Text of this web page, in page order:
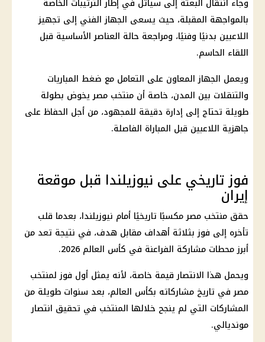
بالمواجهة المقبلة، حيث يسعى الجهاز الفني إلى تجهيز
اللاعبين بدنيًا وفنيًا، ومراجعة حالة العناصر الأساسية قبل
اللقاء الحاسم.
ويعمل الجهاز المعاون على التعامل مع ضغط المباريات
والتنقلات بين المدن، خاصة أن منتخب مصريخوض بطولة
طويلة تحتاج إلى إدارة دقيقة للمجهود، من أجل الحفاظ على
جاهزية اللاعبين قبل المباراة الفاصلة.
فوز تاريخي على نيوزيلندا قبل موقعة
إيران
حقق منتخب مصرمكسبًا تاريخيًا أمام نيوزيلندا، بعدما قلب
تأخره إلى فوز بثلاثة أهداف مقابل هدف، في نتيجة تعد من
أبرز محطات مشاركة الفراعنة في كأس العالم 2026
.
ويحمل هذا الانتصار قيمة خاصة، لأنه يمثل أول فوز لمنتخب
مصر في تاريخ مشاركاته بكأس العالم، بعد سنوات طويلة من
المشاركات التي لم ينجح خلالها المنتخب في تحقيق انتصار
مونديالي.